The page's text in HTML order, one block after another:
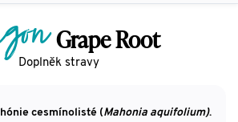
Grape Root
Doplněk stravy
cesmínolisté (Mahonia aquifolium).